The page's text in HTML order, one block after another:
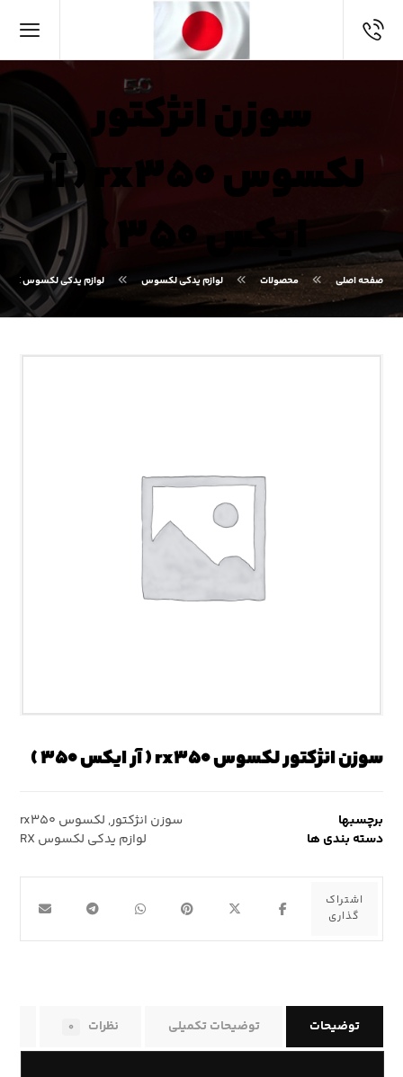
سوزن انژکتور
لکسوس rx۳۵۰ ( آر
ایکس ۳۵۰ )
صفحه اصلی محصولات لوازم یدکی لکسوس لوازم یدکی لکسوس RX
سوزن انژکتور لکسوس rx۳۵۰ ( آر ایکس ۳۵۰ )
برچسبها سوزن انژکتور, لکسوس rx۳۵۰
دسته بندی ها
لوازم یدکی لکسوس RX
توضیحات توضیحات تکمیلی نظرات ۰